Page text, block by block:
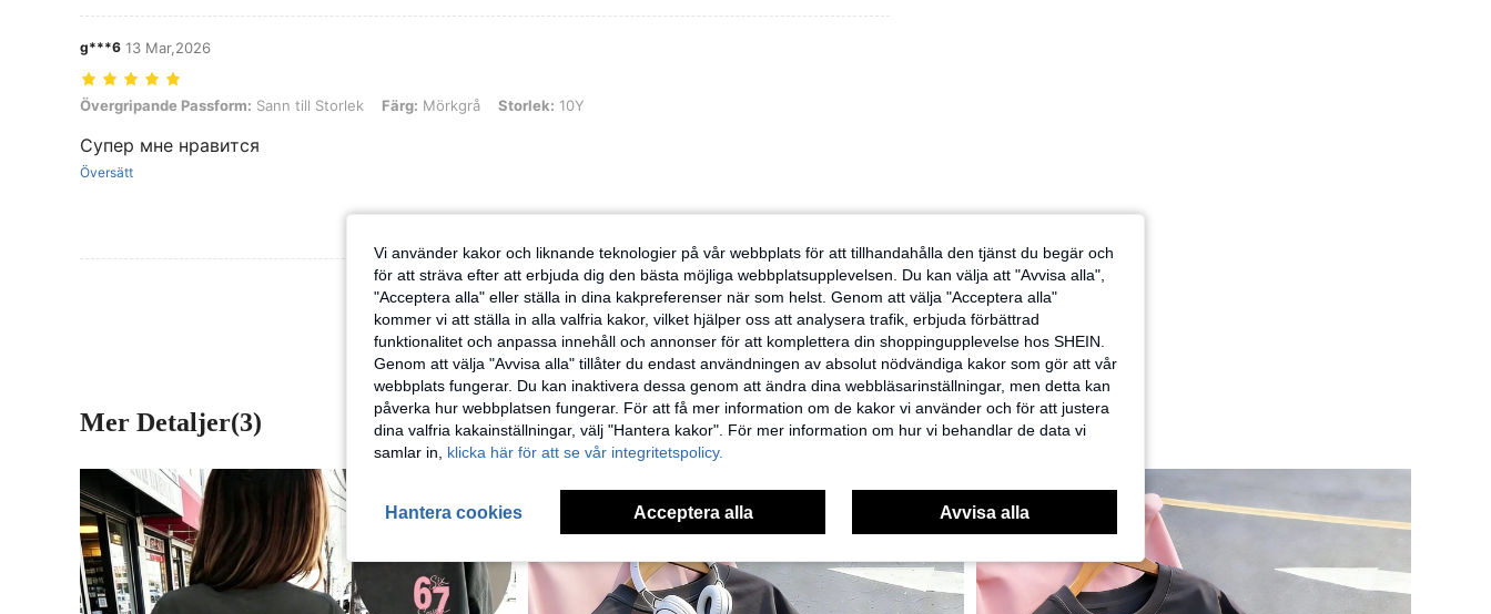
g***6 13 Mar,2026
Övergripande Passform: Sann till Storlek, Färg: Mörkgrå, Storlek: 10Y
Övergripande Passform: Sann till Storlek Färg: Mörkgrå Storlek: 10Y
Супер мне нравится
Översätt
Visa Fler Recensioner
Mer Detaljer(3)
Vi använder kakor och liknande teknologier på vår webbplats för att tillhandahålla den tjänst du begär och
för att sträva efter att erbjuda dig den bästa möjliga webbplatsupplevelsen. Du kan välja att "Avvisa alla",
"Acceptera alla" eller ställa in dina kakpreferenser när som helst. Genom att välja "Acceptera alla"
kommer vi att ställa in alla valfria kakor, vilket hjälper oss att analysera trafik, erbjuda förbättrad
funktionalitet och anpassa innehåll och annonser för att komplettera din shoppingupplevelse hos SHEIN.
Genom att välja "Avvisa alla" tillåter du endast användningen av absolut nödvändiga kakor som gör att vår
webbplats fungerar. Du kan inaktivera dessa genom att ändra dina webbläsarinställningar, men detta kan
påverka hur webbplatsen fungerar. För att få mer information om de kakor vi använder och för att justera
dina valfria kakainställningar, välj "Hantera kakor". För mer information om hur vi behandlar de data vi
samlar in, klicka här för att se vår integritetspolicy.
Hantera cookies Acceptera alla Avvisa alla